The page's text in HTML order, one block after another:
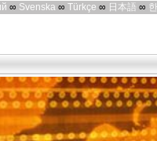
∞ Svenska ∞ Türkçe ∞ 日本語 ∞